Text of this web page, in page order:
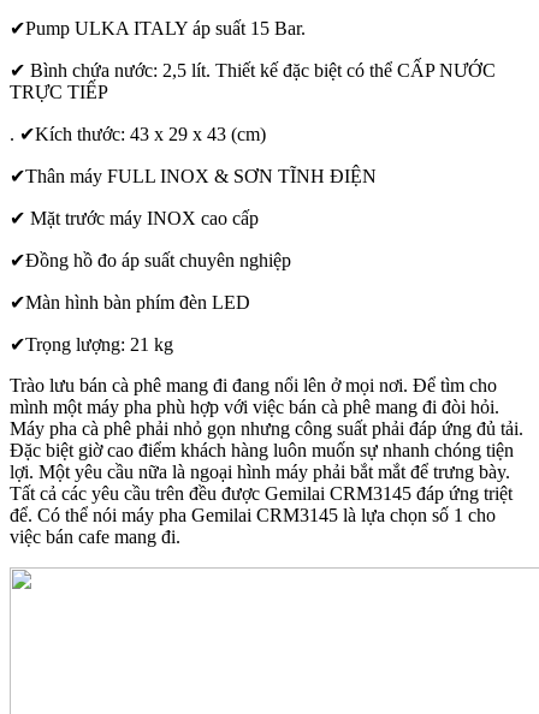
✔Pump ULKA ITALY áp suất 15 Bar.
✔ Bình chứa nước: 2,5 lít. Thiết kế đặc biệt có thể CẤP NƯỚC
TRỰC TIẾP
. ✔Kích thước: 43 x 29 x 43 (cm)
✔Thân máy FULL INOX & SƠN TĨNH ĐIỆN
✔ Mặt trước máy INOX cao cấp
✔Đồng hồ đo áp suất chuyên nghiệp
✔Màn hình bàn phím đèn LED
✔Trọng lượng: 21 kg
Trào lưu bán cà phê mang đi đang nổi lên ở mọi nơi. Để tìm cho
mình một máy pha phù hợp với việc bán cà phê mang đi đòi hỏi.
Máy pha cà phê phải nhỏ gọn nhưng công suất phải đáp ứng đủ tải.
Đặc biệt giờ cao điểm khách hàng luôn muốn sự nhanh chóng tiện
lợi. Một yêu cầu nữa là ngoại hình máy phải bắt mắt để trưng bày.
Tất cả các yêu cầu trên đều được Gemilai CRM3145 đáp ứng triệt
để. Có thể nói máy pha Gemilai CRM3145 là lựa chọn số 1 cho
việc bán cafe mang đi.